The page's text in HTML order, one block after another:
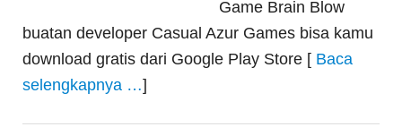
Game Brain Blow
buatan developer Casual Azur Games bisa kamu
download gratis dari Google Play Store [ Baca
selengkapnya …]